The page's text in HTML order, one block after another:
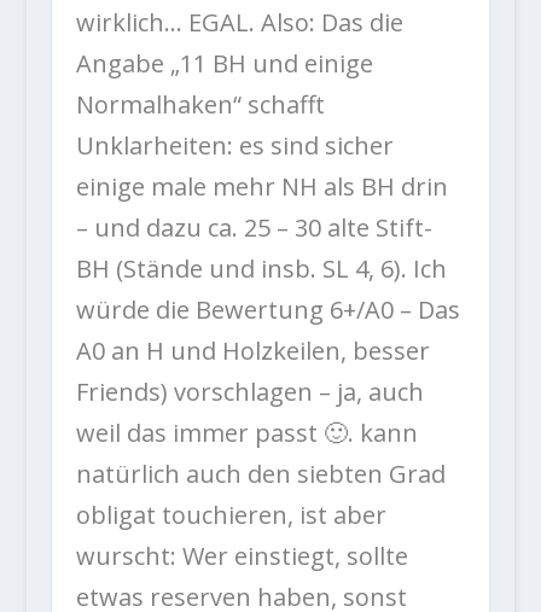
wirklich… EGAL. Also: Das die
Angabe „11 BH und einige
Normalhaken“ schafft
Unklarheiten: es sind sicher
einige male mehr NH als BH drin
– und dazu ca. 25 – 30 alte Stift-
BH (Stände und insb. SL 4, 6). Ich
würde die Bewertung 6+/A0 – Das
A0 an H und Holzkeilen, besser
Friends) vorschlagen – ja, auch
weil das immer passt 🙂. kann
natürlich auch den siebten Grad
obligat touchieren, ist aber
wurscht: Wer einstiegt, sollte
etwas reserven haben, sonst